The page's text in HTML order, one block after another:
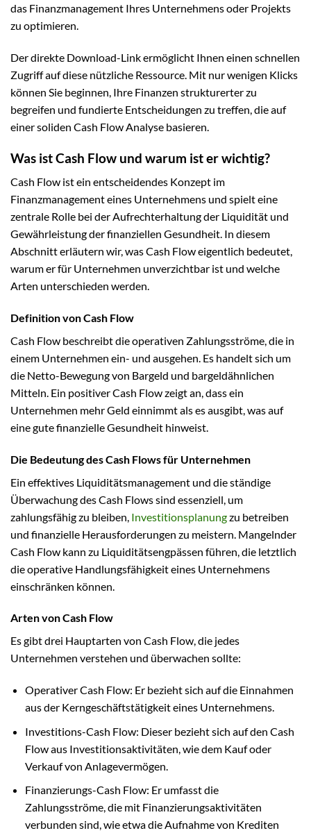
das Finanzmanagement Ihres Unternehmens oder Projekts
zu optimieren.
Der direkte Download-Link ermöglicht Ihnen einen schnellen
Zugriff auf diese nützliche Ressource. Mit nur wenigen Klicks
können Sie beginnen, Ihre Finanzen strukturerter zu
begreifen und fundierte Entscheidungen zu treffen, die auf
einer soliden Cash Flow Analyse basieren.
Was ist Cash Flow und warum ist er wichtig?
Cash Flow ist ein entscheidendes Konzept im
Finanzmanagement eines Unternehmens und spielt eine
zentrale Rolle bei der Aufrechterhaltung der Liquidität und
Gewährleistung der finanziellen Gesundheit. In diesem
Abschnitt erläutern wir, was Cash Flow eigentlich bedeutet,
warum er für Unternehmen unverzichtbar ist und welche
Arten unterschieden werden.
Definition von Cash Flow
Cash Flow beschreibt die operativen Zahlungsströme, die in
einem Unternehmen ein- und ausgehen. Es handelt sich um
die Netto-Bewegung von Bargeld und bargeldähnlichen
Mitteln. Ein positiver Cash Flow zeigt an, dass ein
Unternehmen mehr Geld einnimmt als es ausgibt, was auf
eine gute finanzielle Gesundheit hinweist.
Die Bedeutung des Cash Flows für Unternehmen
Ein effektives Liquiditätsmanagement und die ständige
Überwachung des Cash Flows sind essenziell, um
zahlungsfähig zu bleiben, Investitionsplanungzu betreiben
und finanzielle Herausforderungen zu meistern. Mangelnder
Cash Flow kann zu Liquiditätsengpässen führen, die letztlich
die operative Handlungsfähigkeit eines Unternehmens
einschränken können.
Arten von Cash Flow
Es gibt drei Hauptarten von Cash Flow, die jedes
Unternehmen verstehen und überwachen sollte:
Operativer Cash Flow: Er bezieht sich auf die Einnahmen
aus der Kerngeschäftstätigkeit eines Unternehmens.
Investitions-Cash Flow: Dieser bezieht sich auf den Cash
Flow aus Investitionsaktivitäten, wie dem Kauf oder
Verkauf von Anlagevermögen.
Finanzierungs-Cash Flow: Er umfasst die
Zahlungsströme, die mit Finanzierungsaktivitäten
verbunden sind, wie etwa die Aufnahme von Krediten